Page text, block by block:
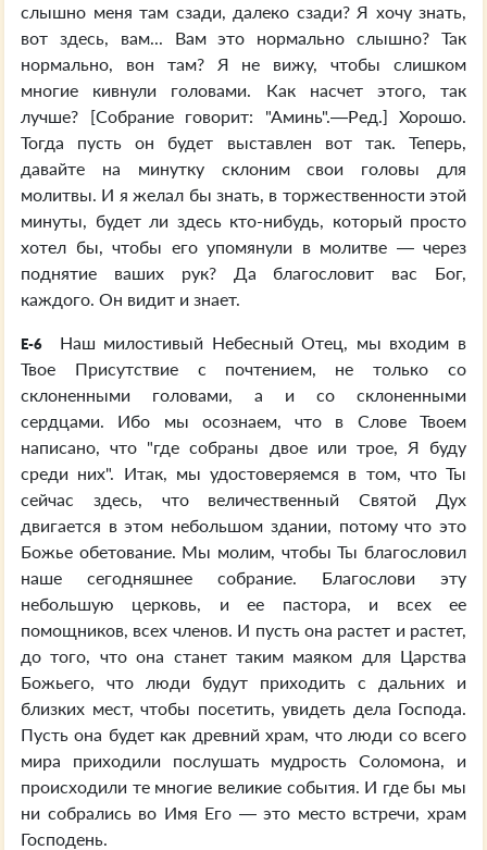
слышно меня там сзади, далеко сзади? Я хочу знать,
вот здесь, вам... Вам это нормально слышно? Так
нормально, вон там? Я не вижу, чтобы слишком
многие кивнули головами. Как насчет этого, так
лучше? [Собрание говорит: "Аминь".—Ред.] Хорошо.
Тогда пусть он будет выставлен вот так. Теперь,
давайте на минутку склоним свои головы для
молитвы. И я желал бы знать, в торжественности этой
минуты, будет ли здесь кто-нибудь, который просто
хотел бы, чтобы его упомянули в молитве — через
поднятие ваших рук? Да благословит вас Бог,
каждого. Он видит и знает.
E-6
Наш милостивый Небесный Отец, мы входим в
Твое Присутствие с почтением, не только со
склоненными головами, а и со склоненными
сердцами. Ибо мы осознаем, что в Слове Твоем
написано, что "где собраны двое или трое, Я буду
среди них". Итак, мы удостоверяемся в том, что Ты
сейчас здесь, что величественный Святой Дух
двигается в этом небольшом здании, потому что это
Божье обетование. Мы молим, чтобы Ты благословил
наше сегодняшнее собрание. Благослови эту
небольшую церковь, и ее пастора, и всех ее
помощников, всех членов. И пусть она растет и растет,
до того, что она станет таким маяком для Царства
Божьего, что люди будут приходить с дальних и
близких мест, чтобы посетить, увидеть дела Господа.
Пусть она будет как древний храм, что люди со всего
мира приходили послушать мудрость Соломона, и
происходили те многие великие события. И где бы мы
ни собрались во Имя Его — это место встречи, храм
Господень.